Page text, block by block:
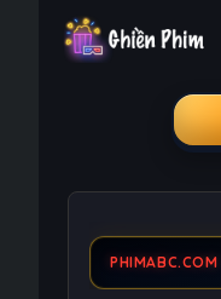
PHIMABC.COM